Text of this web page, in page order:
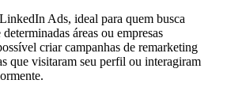
Ads, ideal para quem busca
áreas ou empresas
criar campanhas de remarketing
que visitaram seu perfil ou interagiram